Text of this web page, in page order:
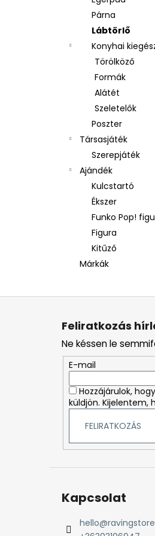
Párna
Lábtörlő
Konyhai
Törölköző
Formák
Alátét
Szeletelők
Poszter
Társasjáték
Szerepjáték
Ajándék
Kulcstartó
Ékszer
Funko Pop!
Figura
Kitűző
Márkák
L
Feliratkozás
Ne késsen le
E-mail
Hozzájárulok,
küldjön. Kijelentem,
FELIRATKOZÁS
Kapcsolat
hello@